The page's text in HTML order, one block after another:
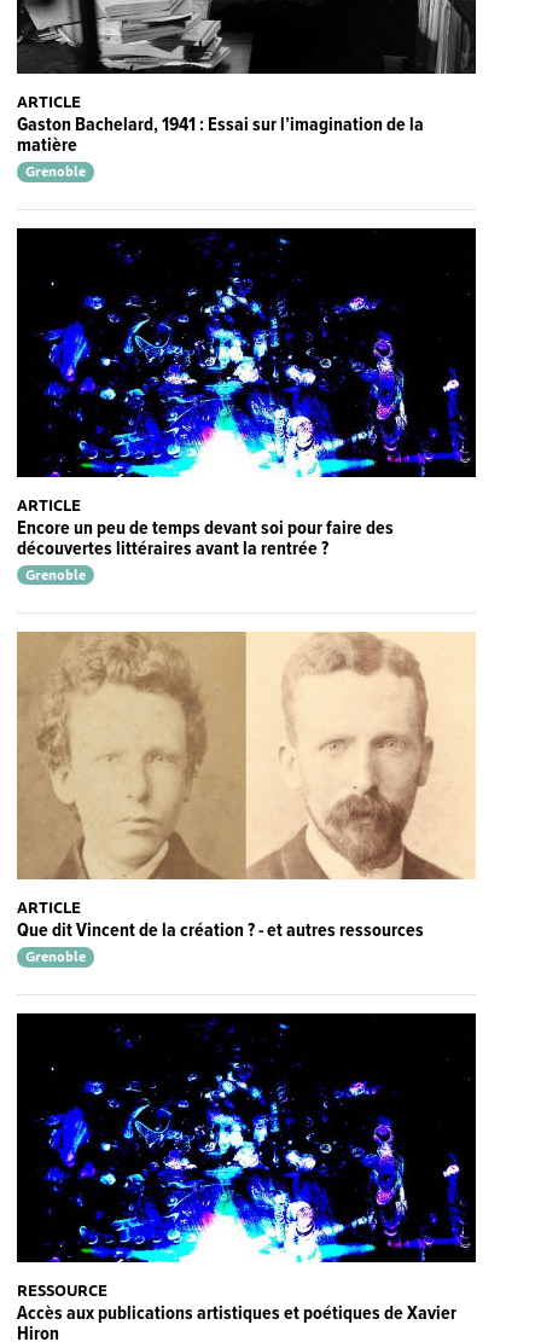
ARTICLE
Gaston Bachelard, 1941 : Essai sur l’imagination de la
matière
Grenoble
ARTICLE
Encore un peu de temps devant soi pour faire des
découvertes littéraires avant la rentrée ?
Grenoble
ARTICLE
Que dit Vincent de la création ? - et autres ressources
Grenoble
RESSOURCE
Accès aux publications artistiques et poétiques de Xavier
Hiron